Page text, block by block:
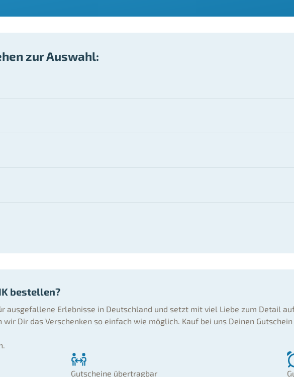
zur Auswahl:
bestellen?
ausgefallene Erlebnisse in Deutschland und setzt mit viel Liebe zum Detail
Dir das Verschenken so einfach wie möglich. Kauf bei uns Deinen
Gutscheine übertragbar